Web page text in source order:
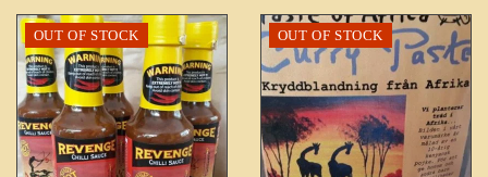
OUT OF STOCK OUT OF STOCK